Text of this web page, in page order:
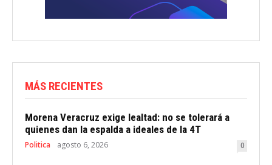
MÁS RECIENTES
Morena Veracruz exige lealtad: no se tolerará a
quienes dan la espalda a ideales de la 4T
Politica agosto 6, 2026 0